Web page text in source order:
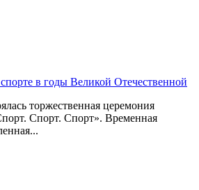
в годы Великой Отечественной
торжественная церемония
Спорт. Спорт». Временная